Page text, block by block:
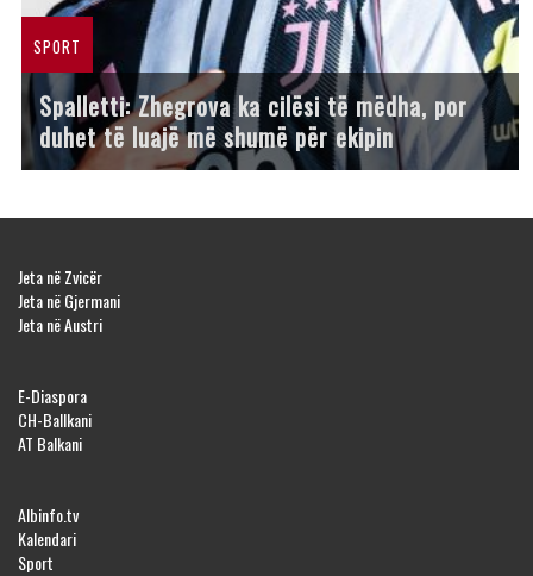
SPORT
Spalletti: Zhegrova ka cilësi të mëdha, por
duhet të luajë më shumë për ekipin
Jeta në Zvicër
Jeta në Gjermani
Jeta në Austri
E-Diaspora
CH-Ballkani
AT Balkani
Albinfo.tv
Kalendari
Sport